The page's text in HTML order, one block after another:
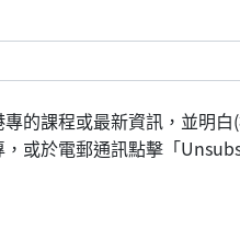
的課程或最新資訊，並明
或於電郵通訊點擊「